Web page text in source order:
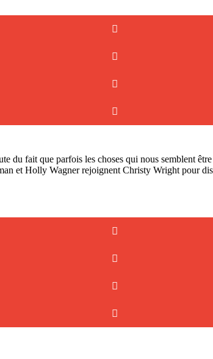
fait que parfois les choses qui nous semblent
et Holly Wagner rejoignent Christy Wright pour